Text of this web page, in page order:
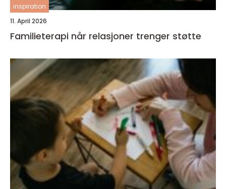
inspiration
11. April 2026
Familieterapi når relasjoner trenger støtte